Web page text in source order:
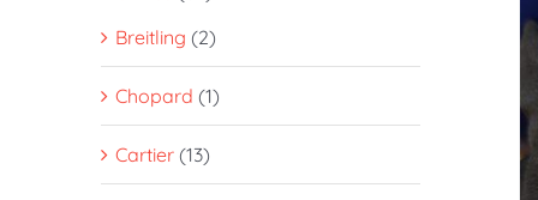
Breitling (2)
Chopard (1)
Cartier (13)